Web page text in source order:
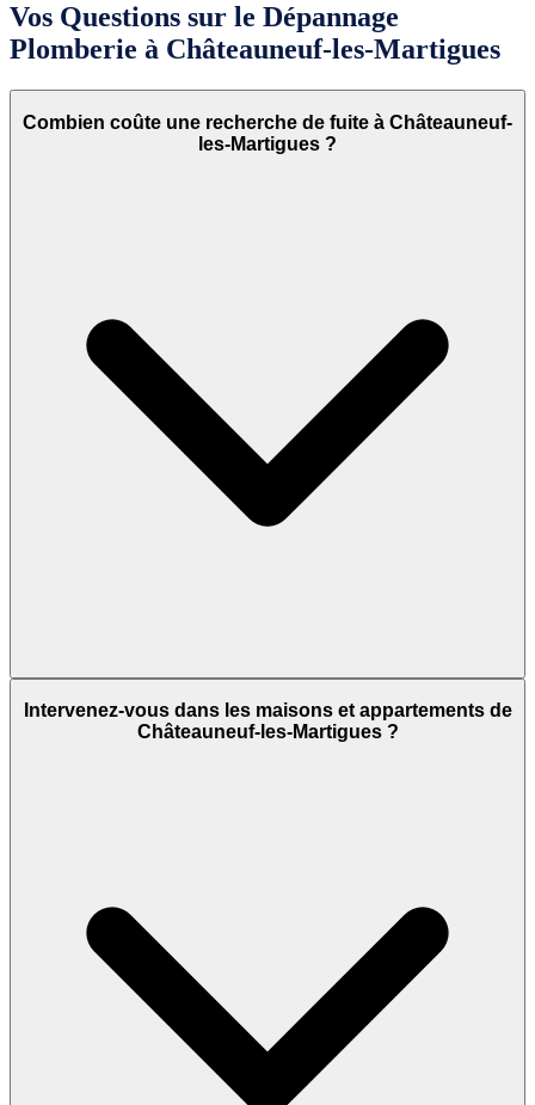
Vos Questions sur le Dépannage
Plomberie à Châteauneuf-les-Martigues
Combien coûte une recherche de fuite à Châteauneuf-
les-Martigues ?
Intervenez-vous dans les maisons et appartements de
Châteauneuf-les-Martigues ?